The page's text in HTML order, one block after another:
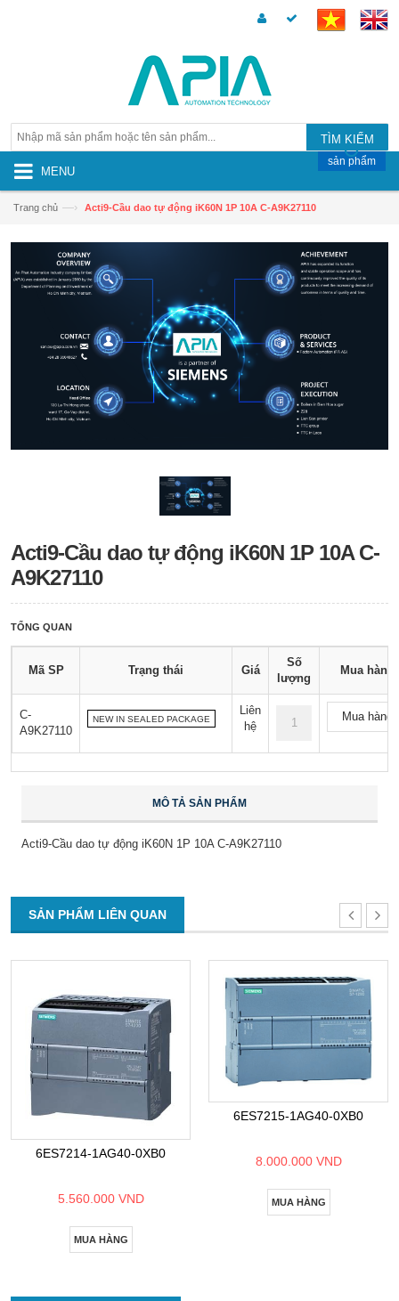
TÌM KIẾM
MENU
sản phẩm
Trang chủ —› Acti9-Cầu dao tự động iK60N 1P 10A C-A9K27110
Acti9-Cầu dao tự động iK60N 1P 10A C-
A9K27110
TỔNG QUAN
Mã SP Trạng thái Giá
Số
lượng
Mua hàng
C-
A9K27110
NEW IN SEALED PACKAGE
Liên
hệ
Mua hàng
MÔ TẢ SẢN PHẨM
Acti9-Cầu dao tự động iK60N 1P 10A C-A9K27110
SẢN PHẨM LIÊN QUAN
6ES7214-1AG40-0XB0
5.560.000 VND
MUA HÀNG
6ES7215-1AG40-0XB0
8.000.000 VND
MUA HÀNG